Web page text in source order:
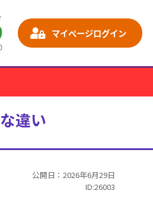
マイページログイン
違い
公開日：2026年6月29日
ID:26003